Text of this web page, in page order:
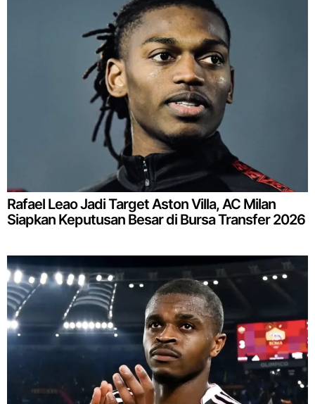
Rafael Leao Jadi Target Aston Villa, AC Milan
Siapkan Keputusan Besar di Bursa Transfer 2026